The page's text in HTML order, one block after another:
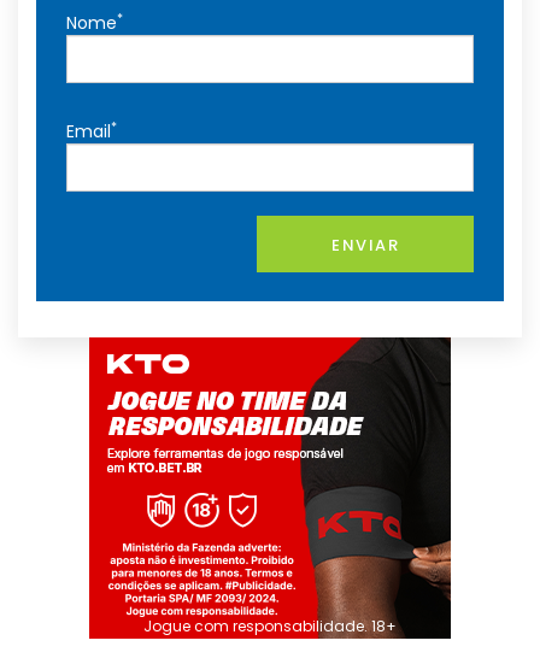
Nome*
Email*
ENVIAR
Jogue com responsabilidade. 18+